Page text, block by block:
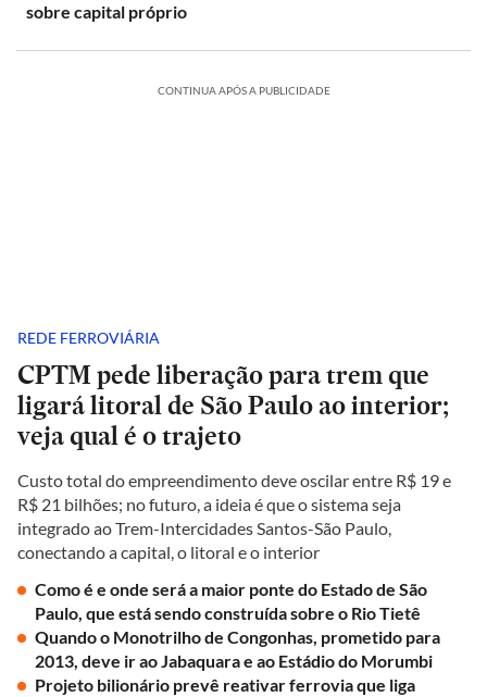
sobre capital próprio
CONTINUA APÓS A PUBLICIDADE
REDE FERROVIÁRIA
CPTM pede liberação para trem que
ligará litoral de São Paulo ao interior;
veja qual é o trajeto
Custo total do empreendimento deve oscilar entre R$ 19 e
R$ 21 bilhões; no futuro, a ideia é que o sistema seja
integrado ao Trem-Intercidades Santos-São Paulo,
conectando a capital, o litoral e o interior
Como é e onde será a maior ponte do Estado de São
Paulo, que está sendo construída sobre o Rio Tietê
Quando o Monotrilho de Congonhas, prometido para
2013, deve ir ao Jabaquara e ao Estádio do Morumbi
Projeto bilionário prevê reativar ferrovia que liga